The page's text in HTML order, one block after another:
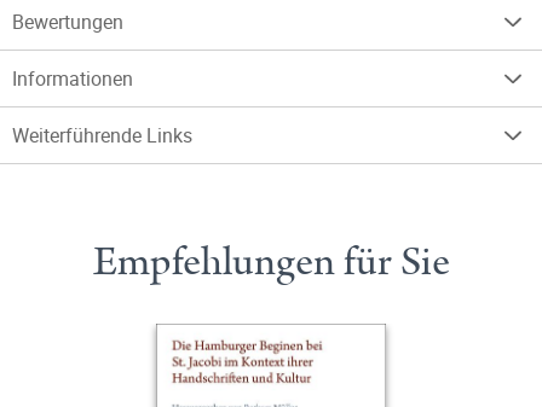
Bewertungen
Informationen
Weiterführende Links
Empfehlungen für Sie